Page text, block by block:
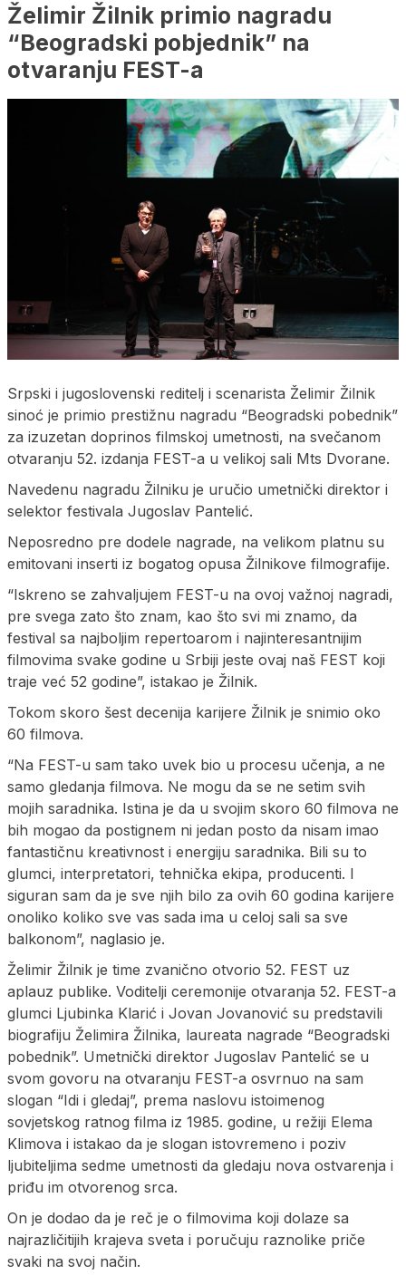
Želimir Žilnik primio nagradu
“Beogradski pobjednik” na
otvaranju FEST-a
Srpski i jugoslovenski reditelj i scenarista Želimir Žilnik
sinoć je primio prestižnu nagradu “Beogradski pobednik”
za izuzetan doprinos filmskoj umetnosti, na svečanom
otvaranju 52. izdanja FEST-a u velikoj sali Mts Dvorane.
Navedenu nagradu Žilniku je uručio umetnički direktor i
selektor festivala Jugoslav Pantelić.
Neposredno pre dodele nagrade, na velikom platnu su
emitovani inserti iz bogatog opusa Žilnikove filmografije.
“Iskreno se zahvaljujem FEST-u na ovoj važnoj nagradi,
pre svega zato što znam, kao što svi mi znamo, da
festival sa najboljim repertoarom i najinteresantnijim
filmovima svake godine u Srbiji jeste ovaj naš FEST koji
traje već 52 godine”, istakao je Žilnik.
Tokom skoro šest decenija karijere Žilnik je snimio oko
60 filmova.
“Na FEST-u sam tako uvek bio u procesu učenja, a ne
samo gledanja filmova. Ne mogu da se ne setim svih
mojih saradnika. Istina je da u svojim skoro 60 filmova ne
bih mogao da postignem ni jedan posto da nisam imao
fantastičnu kreativnost i energiju saradnika. Bili su to
glumci, interpretatori, tehnička ekipa, producenti. I
siguran sam da je sve njih bilo za ovih 60 godina karijere
onoliko koliko sve vas sada ima u celoj sali sa sve
balkonom”, naglasio je.
Želimir Žilnik je time zvanično otvorio 52. FEST uz
aplauz publike. Voditelji ceremonije otvaranja 52. FEST-a
glumci Ljubinka Klarić i Jovan Jovanović su predstavili
biografiju Želimira Žilnika, laureata nagrade “Beogradski
pobednik”. Umetnički direktor Jugoslav Pantelić se u
svom govoru na otvaranju FEST-a osvrnuo na sam
slogan “Idi i gledaj”, prema naslovu istoimenog
sovjetskog ratnog filma iz 1985. godine, u režiji Elema
Klimova i istakao da je slogan istovremeno i poziv
ljubiteljima sedme umetnosti da gledaju nova ostvarenja i
priđu im otvorenog srca.
On je dodao da je reč je o filmovima koji dolaze sa
najrazličitijih krajeva sveta i poručuju raznolike priče
svaki na svoj način.